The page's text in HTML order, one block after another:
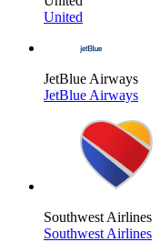
United
JetBlue Airways
JetBlue Airways
Southwest Airlines
Southwest Airlines